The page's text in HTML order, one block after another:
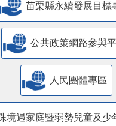
苗栗縣永續發展目標
公共政策網路參與
人民團體專區
境遇家庭暨弱勢兒童及少